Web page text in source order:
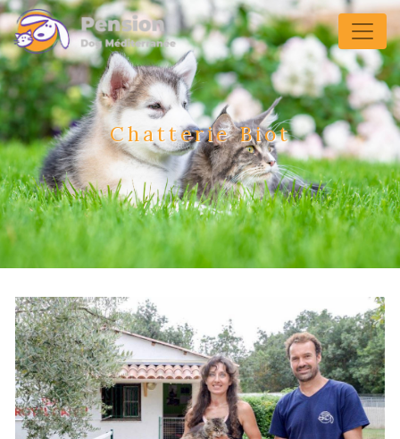
Panneau de gestion des cookies
Chatterie Biot